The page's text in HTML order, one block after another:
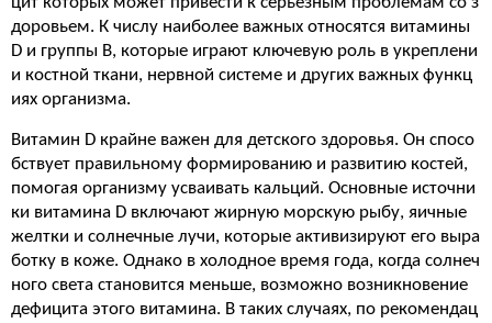
доровьем. К числу наиболее важных относятся витамины
D и группы B, которые играют ключевую роль в укреплени
и костной ткани, нервной системе и других важных функц
иях организма.
Витамин D крайне важен для детского здоровья. Он спосо
бствует правильному формированию и развитию костей,
помогая организму усваивать кальций. Основные источни
ки витамина D включают жирную морскую рыбу, яичные
желтки и солнечные лучи, которые активизируют его выра
ботку в коже. Однако в холодное время года, когда солнеч
ного света становится меньше, возможно возникновение
дефицита этого витамина. В таких случаях, по рекомендац